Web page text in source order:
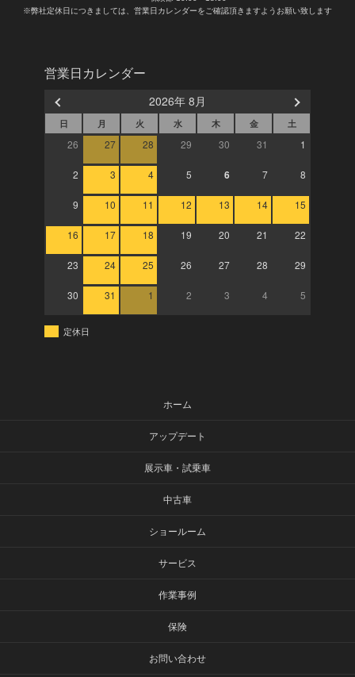
※弊社定休日につきましては、営業日カレンダーをご確認頂きますようお願い致します
営業日カレンダー
2026年 8月
日 月 火 水 木 金 土
26 27 28 29 30 31 1
2 3 4 5 6 7 8
9 10 11 12 13 14 15
16 17 18 19 20 21 22
23 24 25 26 27 28 29
30 31 1 2 3 4 5
定休日
ホーム
アップデート
展示車・試乗車
中古車
ショールーム
サービス
作業事例
保険
お問い合わせ